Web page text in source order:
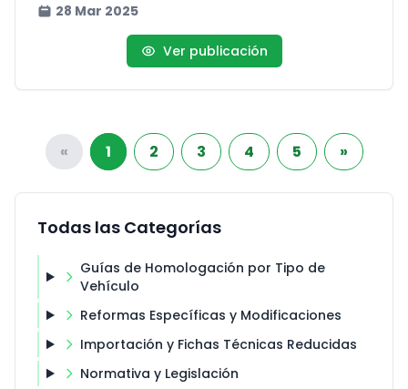
28 Mar 2025
Ver publicación
« 1 2 3 4 5 »
Todas las Categorías
Guías de Homologación por Tipo de
Vehículo
Reformas Específicas y Modificaciones
Importación y Fichas Técnicas Reducidas
Normativa y Legislación